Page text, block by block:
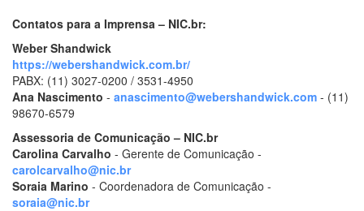
Contatos para a Imprensa – NIC.br:
Weber Shandwick
https://webershandwick.com.br/
PABX: (11) 3027-0200 / 3531-4950
Ana Nascimento - anascimento@webershandwick.com - (11)
98670-6579
Assessoria de Comunicação – NIC.br
Carolina Carvalho - Gerente de Comunicação -
carolcarvalho@nic.br
Soraia Marino - Coordenadora de Comunicação -
soraia@nic.br